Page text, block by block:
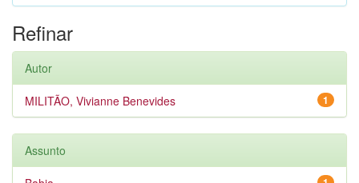
Refinar
Autor
1
MILITÃO, Vivianne Benevides
Assunto